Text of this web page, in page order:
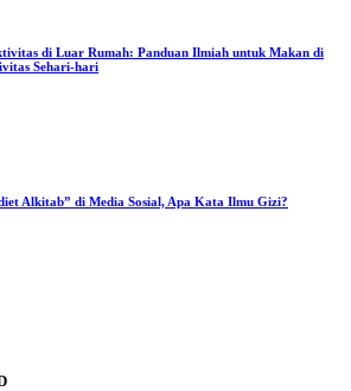
di Luar Rumah: Panduan Ilmiah untuk Makan di
Sehari-hari
Alkitab” di Media Sosial, Apa Kata Ilmu Gizi?